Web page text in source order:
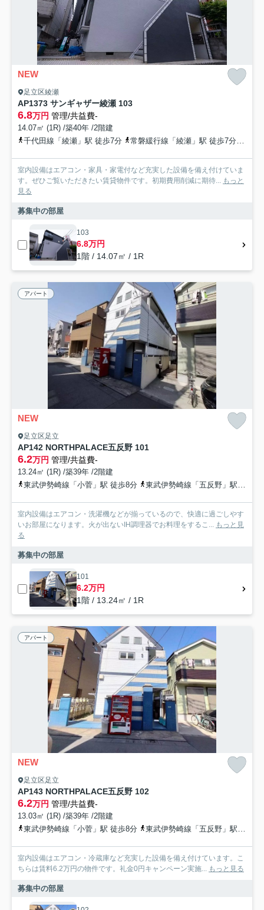
NEW
足立区綾瀬
AP1373 サンギャザー綾瀬 103
6.8万円 管理/共益費-
14.07㎡ (1R) /築40年 /2階建
千代田線「綾瀬」駅 徒歩7分
常磐緩行線「綾瀬」駅 徒歩7分
室内設備はエアコン・家具・家電付など充実した設備を備え付けていま
す。ぜひご覧いただきたい賃貸物件です。初期費用削減に期待... もっと
見る
募集中の部屋
103
6.8万円
1階 / 14.07㎡ / 1R
アパート
NEW
足立区足立
AP142 NORTHPALACE五反野 101
6.2万円 管理/共益費-
13.24㎡ (1R) /築39年 /2階建
東武伊勢崎線「小菅」駅 徒歩8分
東武伊勢崎線「五反野」駅 徒歩9分
室内設備はエアコン・洗濯機などが揃っているので、快適に過ごしやす
いお部屋になります。火が出ないIH調理器でお料理をするこ... もっと見
る
募集中の部屋
101
6.2万円
1階 / 13.24㎡ / 1R
アパート
NEW
足立区足立
AP143 NORTHPALACE五反野 102
6.2万円 管理/共益費-
13.03㎡ (1R) /築39年 /2階建
東武伊勢崎線「小菅」駅 徒歩8分
東武伊勢崎線「五反野」駅 徒歩9分
室内設備はエアコン・冷蔵庫など充実した設備を備え付けています。こ
ちらは賃料6.2万円の物件です。礼金0円キャンペーン実施... もっと見る
募集中の部屋